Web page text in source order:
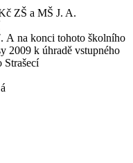
ZŠ a MŠ J. A.
A na konci tohoto školního
2009 k úhradě vstupného
Strašecí